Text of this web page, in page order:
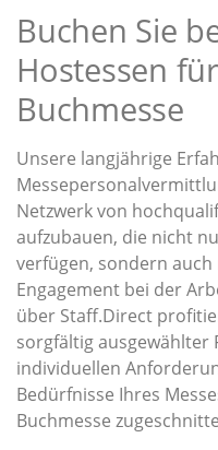
Buchen Sie
Hostessen
Buchmesse
Unsere langjährige
Netzwerk von
aufzubauen, die nicht
verfügen, sondern
Engagement bei der
über Staff.Direct
sorgfältig ausgewählter
individuellen
Bedürfnisse Ihres
Buchmesse